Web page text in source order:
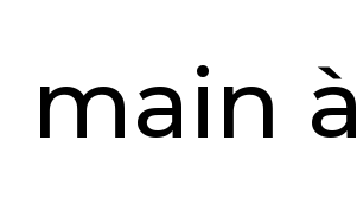
main à